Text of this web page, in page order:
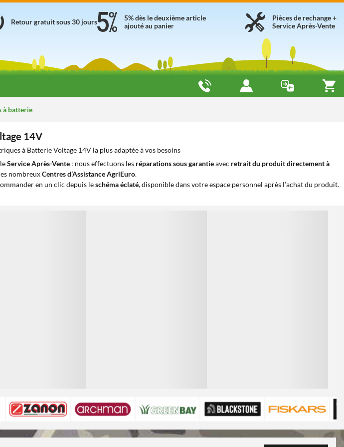
Pièces de rechange +
Service Après-Vente
5% dès le deuxième article
ajouté au panier
Retour gratuit sous 30 jours
à batterie
14V
à Batterie Voltage 14V la plus adaptée à vos besoins
Service Après-Vente : nous effectuons les réparations sous garantieavec retrait du produit directement à
nombreuxCentres d’Assistance AgriEuro.
en un clic depuis leschéma éclaté, disponible dans votre espace personnel après l’achat du produit.